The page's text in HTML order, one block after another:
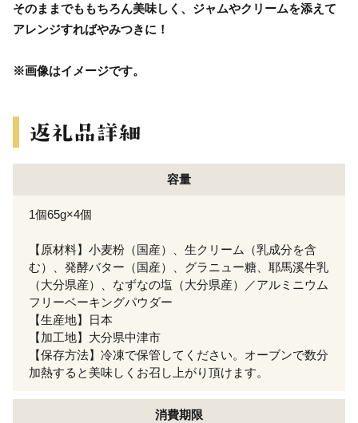
そのままでももちろん美味しく、ジャムやクリームを添えて
アレンジすればやみつきに！
※画像はイメージです。
容量
1個65g×4個
【原材料】小麦粉（国産）、生クリーム（乳成分を含
む）、発酵バター（国産）、グラニュー糖、耶馬溪牛乳
（大分県産）、なずなの塩（大分県産）／アルミニウム
フリーベーキングパウダー
【生産地】日本
【加工地】大分県中津市
【保存方法】冷凍で保管してください。オーブンで数分
加熱すると美味しくお召し上がり頂けます。
消費期限